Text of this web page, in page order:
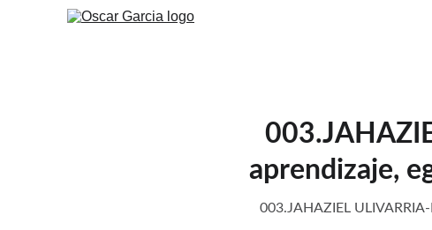
aprendizaje,
003.JAHAZIEL